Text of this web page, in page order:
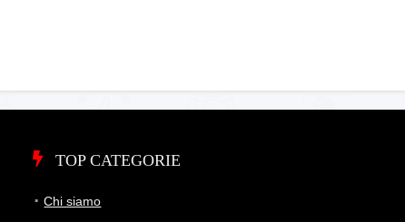
TOP CATEGORIE
Chi siamo